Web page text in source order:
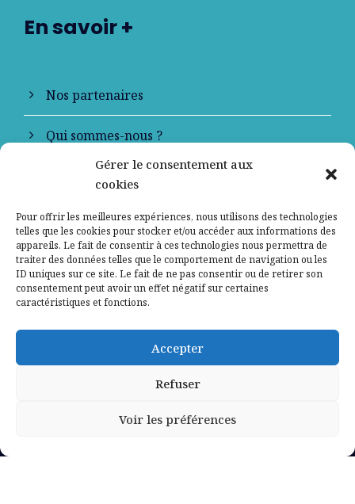
Gérer le consentement aux
cookies
Pour offrir les meilleures expériences, nous utilisons des technologies
telles que les cookies pour stocker et/ou accéder aux informations des
appareils. Le fait de consentir à ces technologies nous permettra de
traiter des données telles que le comportement de navigation ou les
ID uniques sur ce site. Le fait de ne pas consentir ou de retirer son
consentement peut avoir un effet négatif sur certaines
caractéristiques et fonctions.
Accepter
Refuser
Voir les préférences
En savoir +
Nos partenaires
Qui sommes-nous ?
Contactez-nous
Mentions légales
Politique de confidentialité